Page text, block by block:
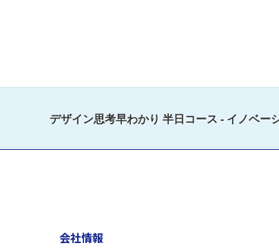
デザイン思考早わかり 半日コース - イノベー
会社情報